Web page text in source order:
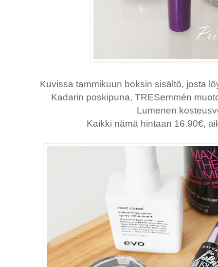
Kuvissa tammikuun boksin sisältö, josta
Kadarin poskipuna, TRESemmén
Lumenen
Kaikki nämä hintaan 16.90€,